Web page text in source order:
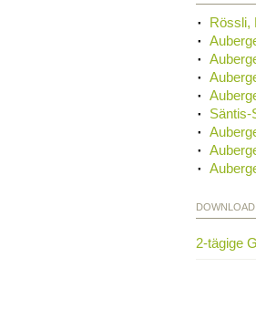
Rössli,
Säntis-
DOWNLOAD
2-tägige